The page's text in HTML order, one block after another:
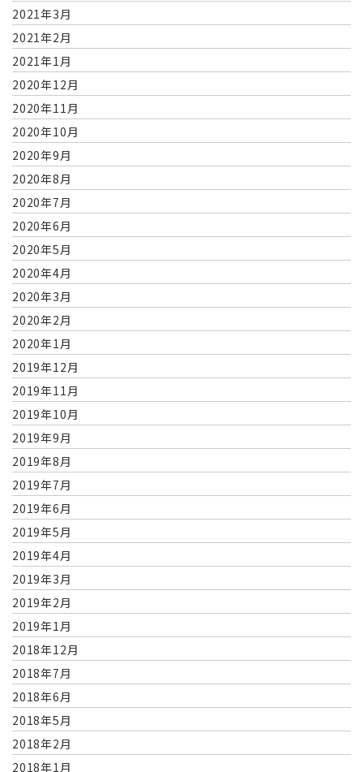
2021年3月
2021年2月
2021年1月
2020年12月
2020年11月
2020年10月
2020年9月
2020年8月
2020年7月
2020年6月
2020年5月
2020年4月
2020年3月
2020年2月
2020年1月
2019年12月
2019年11月
2019年10月
2019年9月
2019年8月
2019年7月
2019年6月
2019年5月
2019年4月
2019年3月
2019年2月
2019年1月
2018年12月
2018年7月
2018年6月
2018年5月
2018年2月
2018年1月